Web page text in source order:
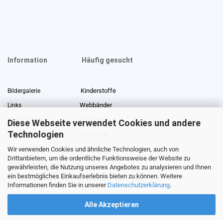
Diese Webseite verwendet Cookies und andere
Technologien
Wir verwenden Cookies und ähnliche Technologien, auch von
Drittanbietern, um die ordentliche Funktionsweise der Website zu
gewährleisten, die Nutzung unseres Angebotes zu analysieren und Ihnen
ein bestmögliches Einkaufserlebnis bieten zu können. Weitere
Informationen finden Sie in unserer Datenschutzerklärung.
Alle Akzeptieren
Information Häufig gesucht
Bildergalerie Kinderstoffe
Links Webbänder
Stoffe Lexikon Stoffreste
Über uns
Gewerberabatt Meterware
Stoffe auf Rechnung
Information zur Echtheit von Kundenbewertungen